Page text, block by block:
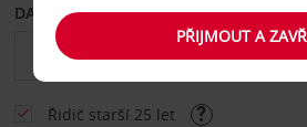
DATUM OD
Řidič starší 25 let
PŘIJMOUT A